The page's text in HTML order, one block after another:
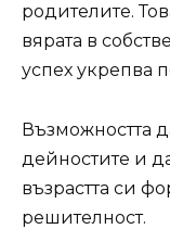
родителите.
вярата в
успех укрепва
Възможността
дейностите и
възрастта си
решителност.